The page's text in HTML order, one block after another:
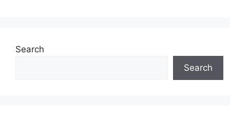
Search
Search